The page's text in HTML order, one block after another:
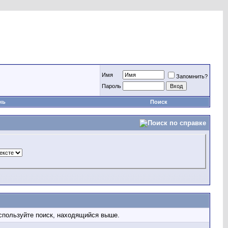
Имя
Запомнить?
Пароль
Поиск
поиск, находящийся выше.